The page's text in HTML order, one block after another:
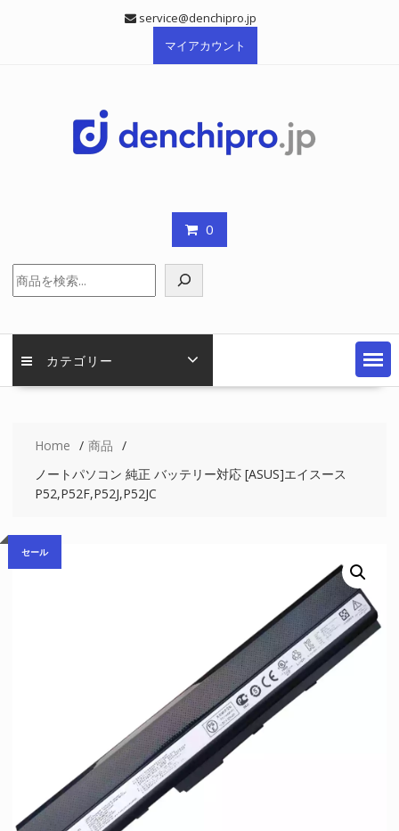
service@denchipro.jp
マイアカウント
0
索
カテゴリー
Home
商品
ノートパソコン 純正 バッテリー対応 [ASUS]エイスース
P52,P52F,P52J,P52JC
セール